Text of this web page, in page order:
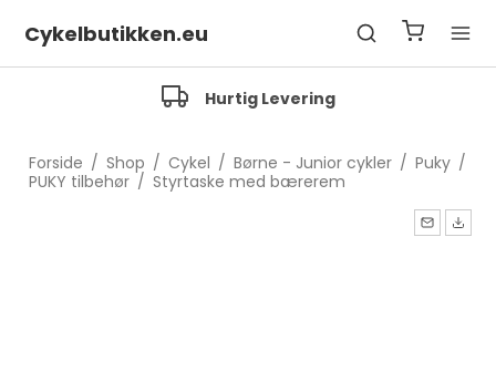
Cykelbutikken.eu
Fragfrit over 500 Kr.
Forside / Shop / Cykel / Børne - Junior cykler / Puky /
PUKY tilbehør / Styrtaske med bærerem